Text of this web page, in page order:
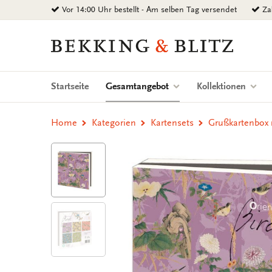
zum
Vor 14:00 Uhr bestellt - Am selben Tag versendet
Bekking
Blitz
Uitgevers
Startseite Gesamtangebot (current)Kollektionen
Home Kategorien Kartensets Grußkartenbox